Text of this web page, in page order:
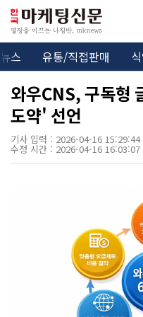
뉴스 유통/직접판매
와우CNS, 구독형
도약' 선언
기사 입력 : 2026-04-16 15:29:44
수정 시간 : 2026-04-16 16:03:07